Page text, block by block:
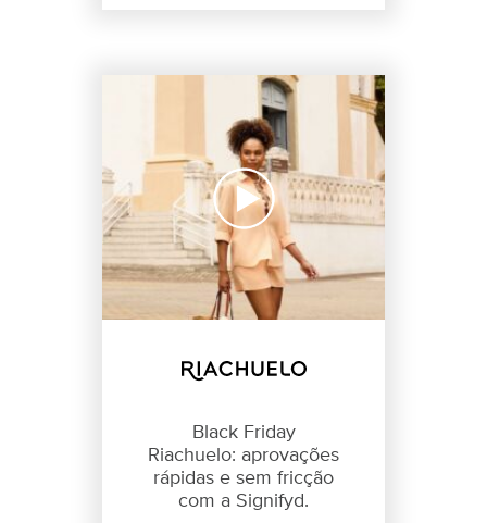
Black Friday
Riachuelo: aprovações
rápidas e sem fricção
com a Signifyd.